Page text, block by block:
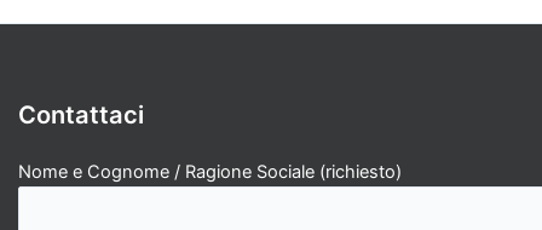
Contattaci
Nome e Cognome / Ragione Sociale (richiesto)